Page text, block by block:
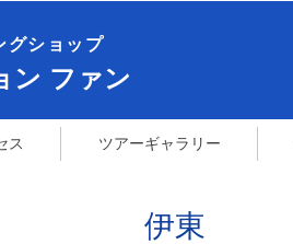
グショップ​
ン ファン
ス ツアーギャラリー
​伊東